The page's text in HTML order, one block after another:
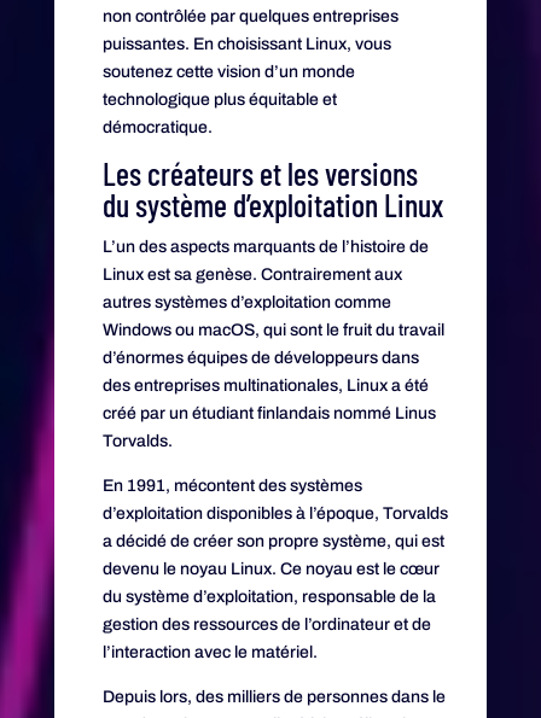
non contrôlée par quelques entreprises
puissantes. En choisissant Linux, vous
soutenez cette vision d’un monde
technologique plus équitable et
démocratique.
Les créateurs et les versions
du système d’exploitation Linux
L’un des aspects marquants de l’histoire de
Linux est sa genèse. Contrairement aux
autres systèmes d’exploitation comme
Windows ou macOS, qui sont le fruit du travail
d’énormes équipes de développeurs dans
des entreprises multinationales, Linux a été
créé par un étudiant finlandais nommé Linus
Torvalds.
En 1991, mécontent des systèmes
d’exploitation disponibles à l’époque, Torvalds
a décidé de créer son propre système, qui est
devenu le noyau Linux. Ce noyau est le cœur
du système d’exploitation, responsable de la
gestion des ressources de l’ordinateur et de
l’interaction avec le matériel.
Depuis lors, des milliers de personnes dans le